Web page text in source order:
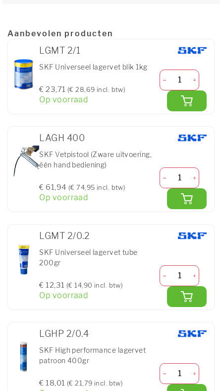
Aanbevolen producten
LGMT 2/1
SKF Universeel lagervet blik 1kg
€ 23,71 (€ 28,69 incl. btw)
Op voorraad
LAGH 400
SKF Vetpistool (Zware uitvoering,
één hand bediening)
€ 61,94 (€ 74,95 incl. btw)
Op voorraad
LGMT 2/0.2
SKF Universeel lagervet tube
200gr
€ 12,31 (€ 14,90 incl. btw)
Op voorraad
LGHP 2/0.4
SKF High performance lagervet
patroon 400gr
€ 18,01 (€ 21,79 incl. btw)